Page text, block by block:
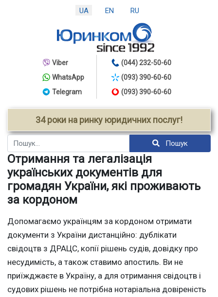
UA EN RU
Viber
WhatsApp
Telegram
(044) 232-50-60
(093) 390-60-60
(093) 390-60-60
34 роки на ринку юридичних послуг!
Пошук Пошук
Отримання та легалізація
українських документів для
громадян України, які проживають
за кордоном
Допомагаємо українцям за кордоном отримати
документи з України дистанційно: дублікати
свідоцтв з ДРАЦС, копії рішень судів, довідку про
несудимість, а також ставимо апостиль. Ви не
приїжджаєте в Україну, а для отримання свідоцтв і
судових рішень не потрібна нотаріальна довіреність